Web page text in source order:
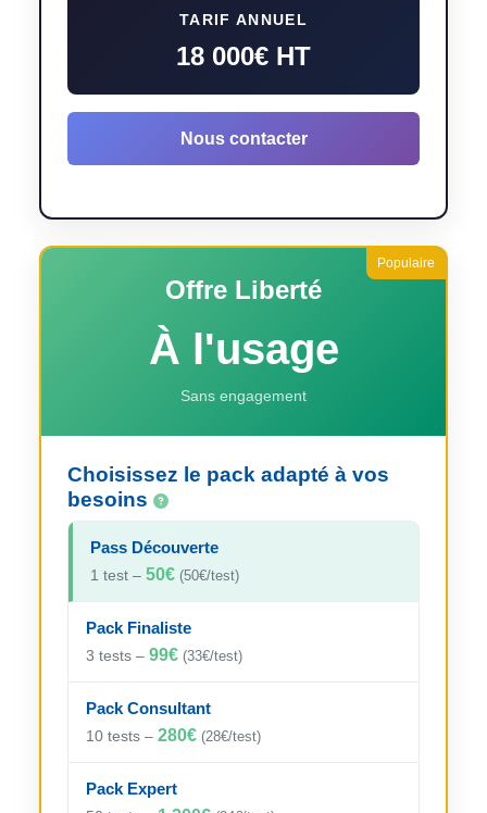
TARIF ANNUEL
18 000€ HT
Nous contacter
Offre Liberté
À l'usage
Sans engagement
Choisissez le pack adapté à vos
besoins
Pass Découverte
1 test – 50€ (50€/test)
Pack Finaliste
3 tests – 99€ (33€/test)
Pack Consultant
10 tests – 280€ (28€/test)
Pack Expert